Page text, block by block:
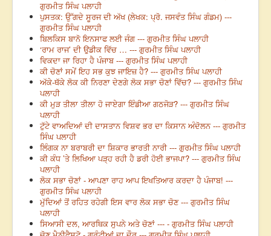
ਗੁਰਮੀਤ ਸਿੰਘ ਪਲਾਹੀ
ਪੁਸਤਕ: ਉੱਗਦੇ ਸੂਰਜ ਦੀ ਅੱਖ (ਲੇਖਕ: ਪ੍ਰੋ. ਜਸਵੰਤ ਸਿੰਘ ਗੰਡਮ) ---
ਗੁਰਮੀਤ ਸਿੰਘ ਪਲਾਹੀ
ਬਿਲਕਿਸ ਬਾਨੋ ਇਨਸਾਫ ਲਈ ਜੰਗ --- ਗੁਰਮੀਤ ਸਿੰਘ ਪਲਾਹੀ
‘ਰਾਮ ਰਾਜ’ ਦੀ ਉਡੀਕ ਵਿੱਚ … --- ਗੁਰਮੀਤ ਸਿੰਘ ਪਲਾਹੀ
ਵਿਕਦਾ ਜਾ ਰਿਹਾ ਹੈ ਪੰਜਾਬ --- ਗੁਰਮੀਤ ਸਿੰਘ ਪਲਾਹੀ
ਕੀ ਚੋਣਾਂ ਸਮੇਂ ਇਹ ਸਭ ਕੁਝ ਜਾਇਜ਼ ਹੈ? --- ਗੁਰਮੀਤ ਸਿੰਘ ਪਲਾਹੀ
ਅੱਕੇ-ਥੱਕੇ ਲੋਕ ਕੀ ਨਿਰਣਾ ਦੇਣਗੇ ਲੋਕ ਸਭਾ ਚੋਣਾਂ ਵਿੱਚ? --- ਗੁਰਮੀਤ ਸਿੰਘ
ਪਲਾਹੀ
ਕੀ ਮੁੜ ਤੀਲਾ ਤੀਲਾ ਹੋ ਜਾਏਗਾ ਇੰਡੀਆ ਗਠਜੋੜ? --- ਗੁਰਮੀਤ ਸਿੰਘ
ਪਲਾਹੀ
ਟੁੱਟੇ ਵਾਅਦਿਆਂ ਦੀ ਦਾਸਤਾਨ ਵਿਸ਼ਵ ਭਰ ਦਾ ਕਿਸਾਨ ਅੰਦੋਲਨ --- ਗੁਰਮੀਤ
ਸਿੰਘ ਪਲਾਹੀ
ਲਿੰਗਕ ਨਾ ਬਰਾਬਰੀ ਦਾ ਸ਼ਿਕਾਰ ਭਾਰਤੀ ਨਾਰੀ --- ਗੁਰਮੀਤ ਸਿੰਘ ਪਲਾਹੀ
ਕੀ ਕੰਧ ’ਤੇ ਲਿਖਿਆ ਪੜ੍ਹ ਰਹੀ ਹੈ ਡਰੀ ਹੋਈ ਭਾਜਪਾ? --- ਗੁਰਮੀਤ ਸਿੰਘ
ਪਲਾਹੀ
ਲੋਕ ਸਭਾ ਚੋਣਾਂ - ਆਪਣਾ ਰਾਹ ਆਪ ਇਖਤਿਆਰ ਕਰਦਾ ਹੈ ਪੰਜਾਬ! ---
ਗੁਰਮੀਤ ਸਿੰਘ ਪਲਾਹੀ
ਮੁੱਦਿਆਂ ਤੋਂ ਰਹਿਤ ਰਹੇਗੀ ਇਸ ਵਾਰ ਲੋਕ ਸਭਾ ਚੋਣ --- ਗੁਰਮੀਤ ਸਿੰਘ
ਪਲਾਹੀ
ਸਿਆਸੀ ਦਲ, ਆਰਥਿਕ ਸੁਪਨੇ ਅਤੇ ਚੋਣਾਂ --- - ਗੁਰਮੀਤ ਸਿੰਘ ਪਲਾਹੀ